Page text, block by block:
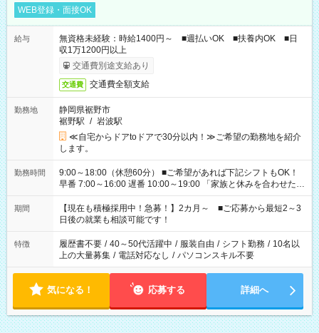
WEB登録・面接OK
給与
無資格未経験：時給1400円～ ■週払いOK ■扶養内OK ■日
収1万1200円以上
交通費別途支給あり
交通費 交通費全額支給
勤務地
静岡県裾野市
裾野駅 / 岩波駅
≪自宅からドアtoドアで30分以内！≫ご希望の勤務地を紹介
します。
勤務時間
9:00～18:00（休憩60分） ■ご希望があれば下記シフトもOK！
早番 7:00～16:00 遅番 10:00～19:00 「家族と休みを合わせた
い」 「余裕を持って夕飯の準備がしたい」 「できれば残業はし
たくない」 など、ご希望を教えてくださいね。 ※Wワーク希望
の方へ 今ご覧のお仕事で希望する勤務時間と、もう1つのお仕事
の勤務時間。 合計で週40時間を超える場合は応募できません。
期間
【現在も積極採用中！急募！】2カ月～ ■ご応募から最短2～3
日後の就業も相談可能です！
特徴 履歴書不要 / 40～50代活躍中 / 服装自由 / シフト勤務 / 10名以
上の大量募集 / 電話対応なし / パソコンスキル不要
気になる！ 応募する 詳細へ